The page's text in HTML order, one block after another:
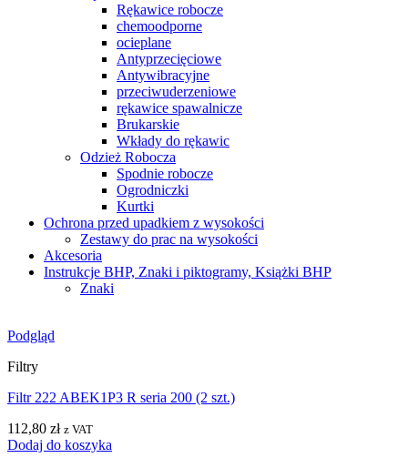
Rękawice robocze
chemoodporne
ocieplane
Antyprzecięciowe
Antywibracyjne
przeciwuderzeniowe
rękawice spawalnicze
Brukarskie
Wkłady do rękawic
Odzież Robocza
Spodnie robocze
Ogrodniczki
Kurtki
Ochrona przed upadkiem z wysokości
Zestawy do prac na wysokości
Akcesoria
Instrukcje BHP, Znaki i piktogramy, Książki BHP
Znaki
Podgląd
Filtry
Filtr 222 ABEK1P3 R seria 200 (2 szt.)
112,80 zł z VAT
Dodaj do koszyka